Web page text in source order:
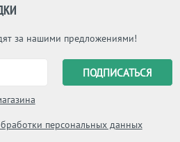
за нашими предложениями!
персональных данных